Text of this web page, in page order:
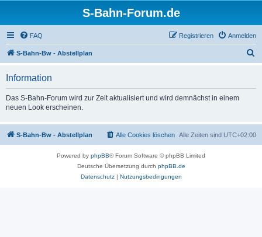
S-Bahn-Forum.de
FAQ Anmelden
Registrieren
S-Bahn-Bw - Abstellplan
Information
Das S-Bahn-Forum wird zur Zeit aktualisiert und wird demnächst in einem
neuen Look erscheinen.
S-Bahn-Bw - Abstellplan Alle Zeiten sind UTC+02:00
Alle Cookies löschen
Powered by phpBB® Forum Software © phpBB Limited
Deutsche Übersetzung durch phpBB.de
Datenschutz| Nutzungsbedingungen